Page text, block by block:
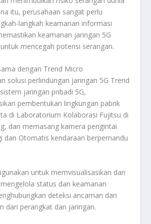
itu, perusahaan sangat perlu
langkah keamanan informasi
keamanan jaringan 5G
mencegah potensi serangan.
dengan Trend Micro
solusi perlindungan jaringan 5G Trend
jaringan pribadi 5G,
pembentukan lingkungan pabrik
di Laboratorium Kolaborasi Fujitsu di
dan memasang kamera pengintai
dan Otomatis kendaraan berpemandu
untuk memvisualisasikan dan
status dan keamanan
deteksi ancaman dan
dari perangkat dan jaringan.